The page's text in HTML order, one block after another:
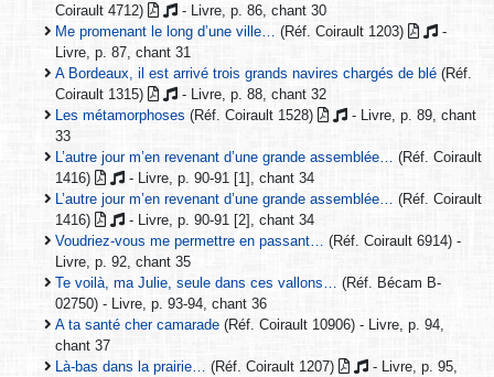
Coirault 4712)
- Livre, p. 86, chant 30
Me promenant le long d’une ville…
(Réf. Coirault 1203)
-
Livre, p. 87, chant 31
A Bordeaux, il est arrivé trois grands navires chargés de blé (Réf.
Coirault 1315)
- Livre, p. 88, chant 32
Les métamorphoses (Réf. Coirault 1528)
- Livre, p. 89, chant
33
L’autre jour m’en revenant d’une grande assemblée…
(Réf. Coirault
1416)
- Livre, p. 90-91 [1], chant 34
L’autre jour m’en revenant d’une grande assemblée…
(Réf. Coirault
1416)
- Livre, p. 90-91 [2], chant 34
Voudriez-vous me permettre en passant…
(Réf. Coirault 6914) -
Livre, p. 92, chant 35
Te voilà, ma Julie, seule dans ces vallons…
(Réf. Bécam B-
02750) - Livre, p. 93-94, chant 36
A ta santé cher camarade (Réf. Coirault 10906) - Livre, p. 94,
chant 37
Là-bas dans la prairie…
(Réf. Coirault 1207)
- Livre, p. 95,